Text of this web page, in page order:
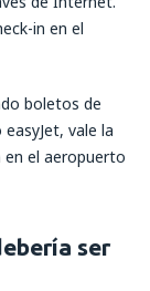
in en el
boletos de
vale la
en el aeropuerto
ser